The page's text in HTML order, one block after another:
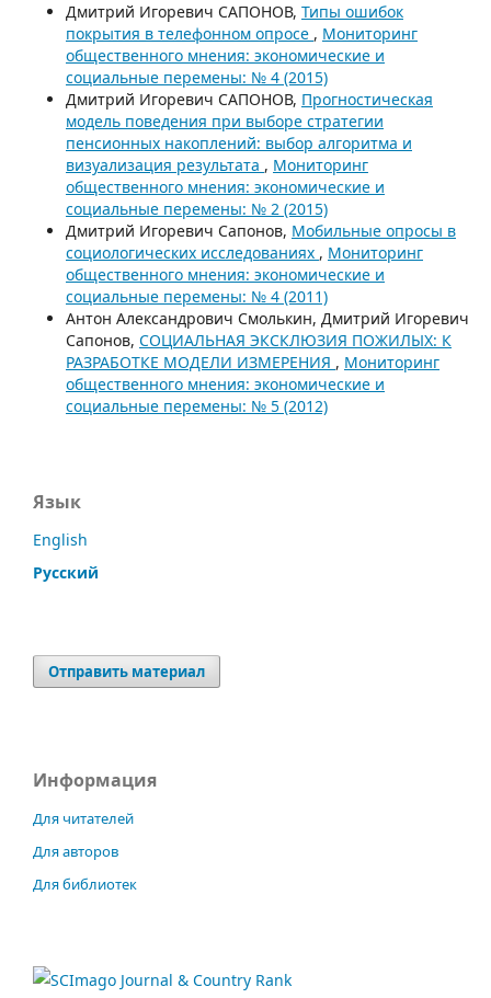
Дмитрий Игоревич САПОНОВ, Типы ошибок
покрытия в телефонном опросе , Мониторинг
общественного мнения: экономические и
социальные перемены: № 4 (2015)
Дмитрий Игоревич САПОНОВ, Прогностическая
модель поведения при выборе стратегии
пенсионных накоплений: выбор алгоритма и
визуализация результата , Мониторинг
общественного мнения: экономические и
социальные перемены: № 2 (2015)
Дмитрий Игоревич Сапонов, Мобильные опросы в
социологических исследованиях , Мониторинг
общественного мнения: экономические и
социальные перемены: № 4 (2011)
Антон Александрович Смолькин, Дмитрий Игоревич
Сапонов, СОЦИАЛЬНАЯ ЭКСКЛЮЗИЯ ПОЖИЛЫХ: К
РАЗРАБОТКЕ МОДЕЛИ ИЗМЕРЕНИЯ , Мониторинг
общественного мнения: экономические и
социальные перемены: № 5 (2012)
Язык
English
Русский
Отправить материал
Информация
Для читателей
Для авторов
Для библиотек